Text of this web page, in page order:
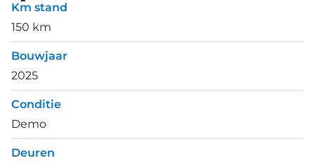
Km stand
150 km
Bouwjaar
2025
Conditie
Demo
Deuren